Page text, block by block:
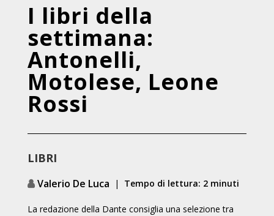
I libri della
settimana:
Antonelli,
Motolese, Leone
Rossi
LIBRI
Valerio De Luca | Tempo di lettura: 2 minuti
La redazione della Dante consiglia una selezione tra